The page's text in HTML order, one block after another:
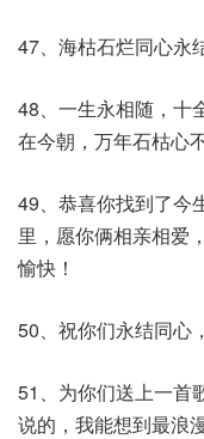
47、海枯石烂同心永
48、一生永相随，十
在今朝，万年石枯心
49、恭喜你找到了今
里，愿你俩相亲相爱
愉快！
50、祝你们永结同心
51、为你们送上一首
说的，我能想到最浪